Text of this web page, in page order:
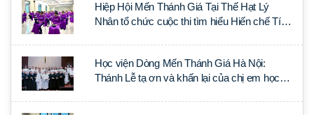
Hiệp Hội Mến Thánh Giá Tại Thế Hạt Lý
Nhân tổ chức cuộc thi tìm hiểu Hiến chế Tín
Học viện Dòng Mến Thánh Giá Hà Nội:
Thánh Lễ tạ ơn và khấn lại của chị em học